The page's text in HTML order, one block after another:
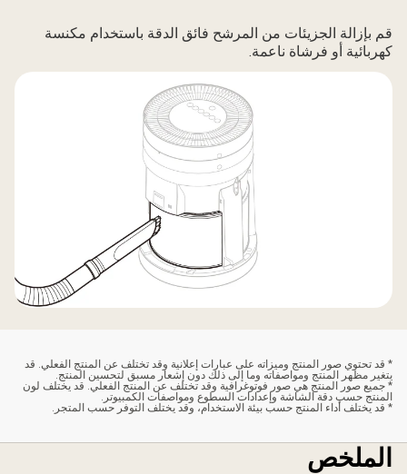
قم بإزالة الجزيئات من المرشح فائق الدقة باستخدام مكنسة
كهربائية أو فرشاة ناعمة.
* قد تحتوي صور المنتج وميزاته على عبارات إعلانية وقد تختلف عن المنتج الفعلي. قد
يتغير مظهر المنتج ومواصفاته وما إلى ذلك دون إشعار مسبق لتحسين المنتج.
* جميع صور المنتج هي صور فوتوغرافية وقد تختلف عن المنتج الفعلي. قد يختلف لون
المنتج حسب دقة الشاشة وإعدادات السطوع ومواصفات الكمبيوتر.
* قد يختلف أداء المنتج حسب بيئة الاستخدام، وقد يختلف التوفر حسب المتجر.
الملخص